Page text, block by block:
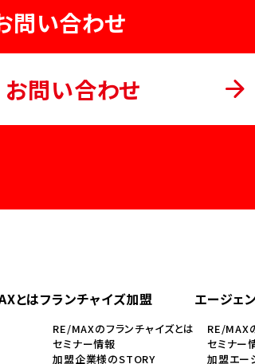
問い合わせ
お問い合わせ
とはフランチャイズ加盟
RE/MAXのフランチャイズとは
セミナー情報
加盟企業様のSTORY
エージェ
RE/MAX
セミナー
加盟エー